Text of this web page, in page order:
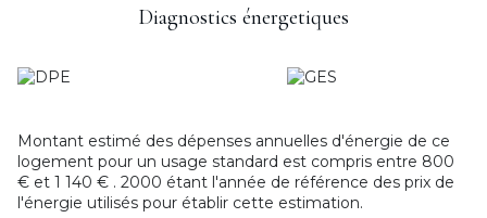
Diagnostics énergetiques
Montant estimé des dépenses annuelles d'énergie de ce
logement pour un usage standard est compris entre 800
€ et 1 140 € . 2000 étant l'année de référence des prix de
l'énergie utilisés pour établir cette estimation.